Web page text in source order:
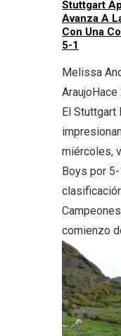
Stuttgart
Avanza A
Con Una
5-1
Melissa
AraujoHace
El Stuttgart
miércoles,
Boys por
comienzo